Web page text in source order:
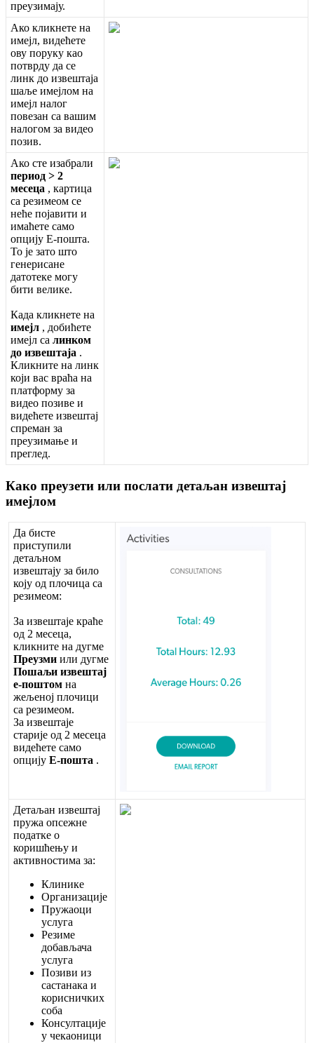
преузимају.
Ако кликнете на
имејл, видећете
ову поруку као
потврду да се
линк до извештаја
шаље имејлом на
имејл налог
повезан са вашим
налогом за видео
позив.
Ако сте изабрали
период > 2
месеца , картица
са резимеом се
неће појавити и
имаћете само
опцију Е-пошта.
То је зато што
генерисане
датотеке могу
бити велике.
Када кликнете на
имејл , добићете
имејл са линком
до извештаја .
Кликните на линк
који вас враћа на
платформу за
видео позиве и
видећете извештај
спреман за
преузимање и
преглед.
Како преузети или послати детаљан извештај
имејлом
Да бисте
приступили
детаљном
извештају за било
коју од плочица са
резимеом:
За извештаје краће
од 2 месеца,
кликните на дугме
Преузми или дугме
Пошаљи извештај
е-поштом на
жељеној плочици
са резимеом.
За извештаје
старије од 2 месеца
видећете само
опцију Е-пошта .
Детаљан извештај
пружа опсежне
податке о
коришћењу и
активностима за:
Клинике
Организације
Пружаоци
услуга
Резиме
добављача
услуга
Позиви из
састанака и
корисничких
соба
Консултације
у чекаоници